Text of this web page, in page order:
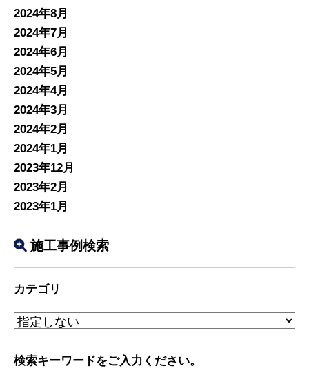
2024年8月
2024年7月
2024年6月
2024年5月
2024年4月
2024年3月
2024年2月
2024年1月
2023年12月
2023年2月
2023年1月
施工事例検索
カテゴリ
検索キーワードをご入力ください。